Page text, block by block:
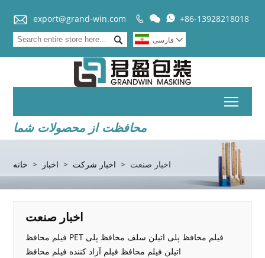
 export@grand-win.com    +86-13928218018
 فارسی 
محافظت از محصولات شما
خانه > اخبار > اخبار شرکت > اخبار صنعت
اخبار صنعت
فیلم محافظ PET فیلم محافظ پلی اتیلن سلف محافظ پلی
اتیلن فیلم محافظ فیلم آزاد کننده فیلم محافظ